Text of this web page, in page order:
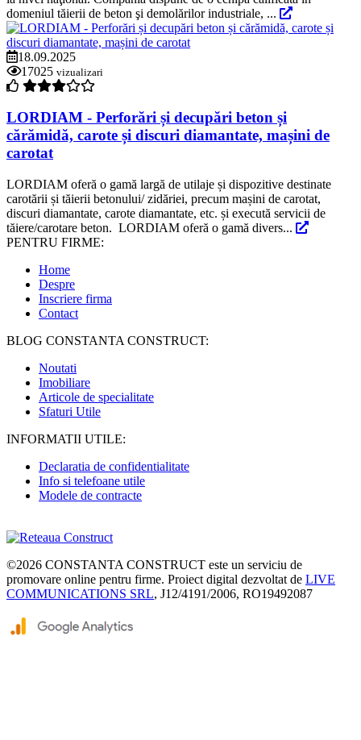
domeniul tăierii de beton şi demolărilor industriale, ...
18.09.2025
17025 vizualizari
LORDIAM - Perforări și decupări beton și
cărămidă, carote și discuri diamantate, mașini de
carotat
LORDIAM oferă o gamă largă de utilaje și dispozitive destinate
carotării și tăierii betonului/ zidăriei, precum mașini de carotat,
discuri diamantate, carote diamantate, etc. și execută servicii de
tăiere/carotare beton. LORDIAM oferă o gamă divers...
PENTRU FIRME:
Home
Despre
Inscriere firma
Contact
BLOG CONSTANTA CONSTRUCT:
Noutati
Imobiliare
Articole de specialitate
Sfaturi Utile
INFORMATII UTILE:
Declaratia de confidentialitate
Info si telefoane utile
Modele de contracte
©2026 CONSTANTA CONSTRUCT este un serviciu de
promovare online pentru firme. Proiect digital dezvoltat de LIVE
COMMUNICATIONS SRL, J12/4191/2006, RO19492087